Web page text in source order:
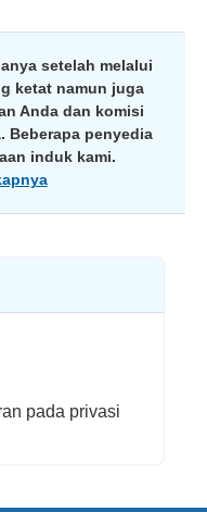
setelah melalui
ketat namun juga
Anda dan komisi
Beberapa penyedia
induk kami.
pada privasi